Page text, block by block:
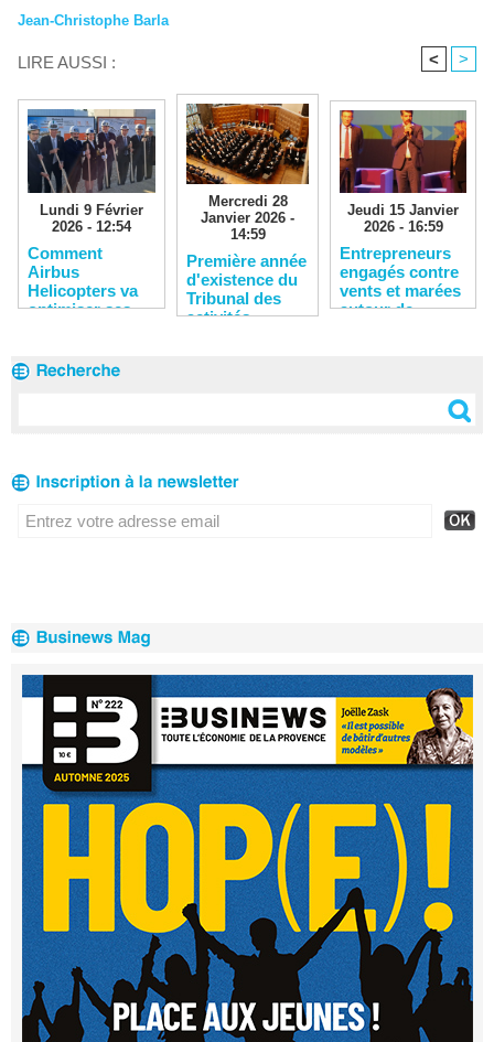
Jean-Christophe Barla
LIRE AUSSI : < >
Lundi 9 Février
2026 - 12:54
Comment
Airbus
Helicopters va
optimiser ses
Mercredi 28
Janvier 2026 -
14:59
​Première année
d'existence du
Tribunal des
activités
Jeudi 15 Janvier
2026 - 16:59
Entrepreneurs
engagés contre
vents et marées
autour de